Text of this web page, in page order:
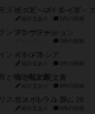
モズビ－ズ・レイダ－ズ
紹介文あり 1件の投稿
テンプテーション
2件の投稿
インドネシア
紹介文あり 2件の投稿
宵と暁の呪文書
紹介文あり 8件の投稿
リスボン・トラム 28
紹介文あり 9件の投稿